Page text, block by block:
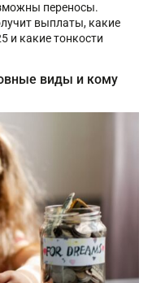
переносы.
выплаты, какие
и какие тонкости
виды и кому